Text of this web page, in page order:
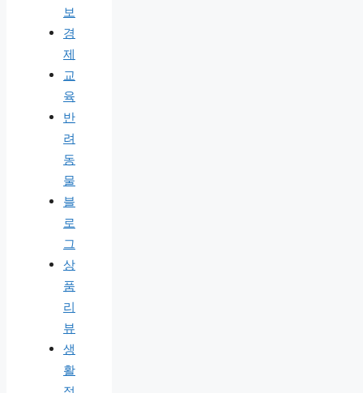
보
경
제
교
육
반
려
동
물
블
로
그
상
품
리
뷰
생
활